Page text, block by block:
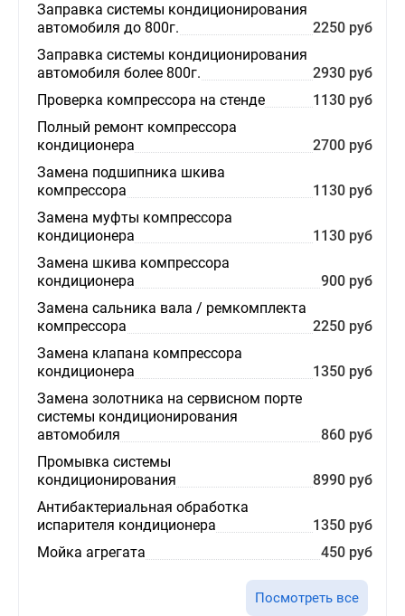
Заправка системы кондиционирования
автомобиля до 800г.
2250 руб
Заправка системы кондиционирования
автомобиля более 800г.
2930 руб
Проверка компрессора на стенде
1130 руб
Полный ремонт компрессора
кондиционера
2700 руб
Замена подшипника шкива
компрессора
1130 руб
Замена муфты компрессора
кондиционера
1130 руб
Замена шкива компрессора
кондиционера
900 руб
Замена сальника вала / ремкомплекта
компрессора
2250 руб
Замена клапана компрессора
кондиционера
1350 руб
Замена золотника на сервисном порте
системы кондиционирования
автомобиля
860 руб
Промывка системы
кондиционирования
8990 руб
Антибактериальная обработка
испарителя кондиционера
1350 руб
Мойка агрегата
450 руб
Посмотреть все